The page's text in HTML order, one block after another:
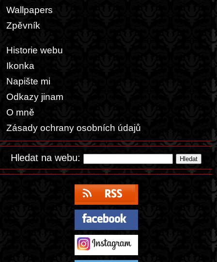
Wallpapers
Zpěvník
Historie webu
Ikonka
Napište mi
Odkazy jinam
O mně
Zásady ochrany osobních údajů
Hledat na webu: